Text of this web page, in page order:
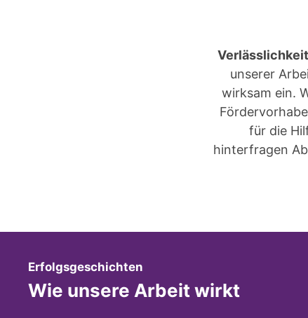
unserer
wirksam ein.
für die
hinterfragen
Erfolgsgeschichten
Wie unsere Arbeit wirkt